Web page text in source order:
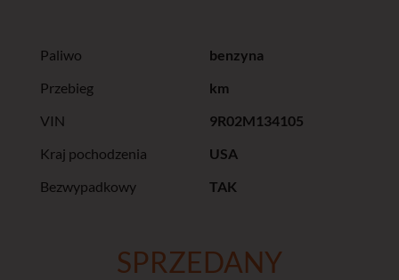
Paliwo
benzyna
Przebieg
km
VIN
9R02M134105
Kraj pochodzenia
USA
Bezwypadkowy
TAK
SPRZEDANY